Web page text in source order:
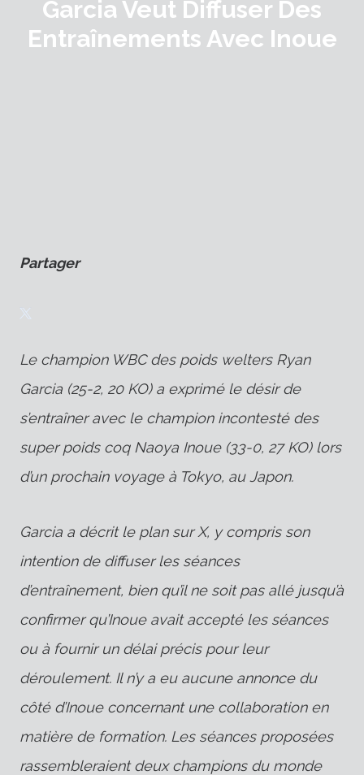
Garcia Veut Diffuser Des
Entraînements Avec Inoue
Partager
Le champion WBC des poids welters Ryan
Garcia (25-2, 20 KO) a exprimé le désir de
s’entraîner avec le champion incontesté des
super poids coq Naoya Inoue (33-0, 27 KO) lors
d’un prochain voyage à Tokyo, au Japon.
Garcia a décrit le plan sur X, y compris son
intention de diffuser les séances
d’entraînement, bien qu’il ne soit pas allé jusqu’à
confirmer qu’Inoue avait accepté les séances
ou à fournir un délai précis pour leur
déroulement. Il n’y a eu aucune annonce du
côté d’Inoue concernant une collaboration en
matière de formation. Les séances proposées
rassembleraient deux champions du monde